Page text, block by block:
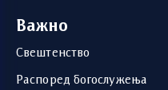
Важно
Свештенство
Распоред богослужења